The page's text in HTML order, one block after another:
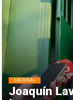
Joaquín
NACIONAL